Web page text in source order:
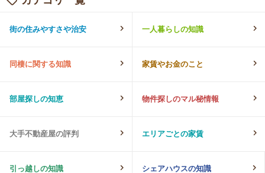
街の住みやすさや治安 一人暮らしの知識
同棲に関する知識 家賃やお金のこと
部屋探しの知恵 物件探しのマル秘情報
大手不動産屋の評判 エリアごとの家賃
引っ越しの知識 シェアハウスの知識